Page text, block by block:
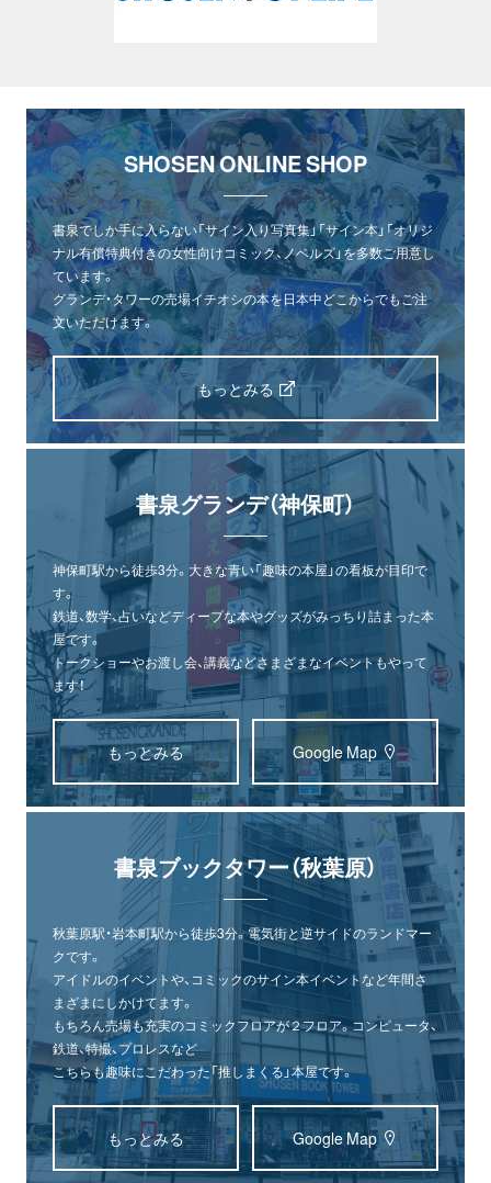
SHOSEN ONLINE SHOP
書泉でしか手に入らない「サイン入り写真集」「サイン本」「オリジ
ナル有償特典付きの女性向けコミック、ノベルズ」を多数ご用意し
ています。
グランデ・タワーの売場イチオシの本を日本中どこからでもご注
文いただけます。
もっとみる
書泉グランデ（神保町）
神保町駅から徒歩3分。大きな青い「趣味の本屋」の看板が目印で
す。
鉄道、数学、占いなどディープな本やグッズがみっちり詰まった本
屋です。
トークショーやお渡し会、講義などさまざまなイベントもやって
ます！
もっとみる Google Map
書泉ブックタワー（秋葉原）
秋葉原駅・岩本町駅から徒歩3分。電気街と逆サイドのランドマー
クです。
アイドルのイベントや、コミックのサイン本イベントなど年間さ
まざまにしかけてます。
もちろん売場も充実のコミックフロアが２フロア。コンピュータ、
鉄道、特撮、プロレスなど
こちらも趣味にこだわった「推しまくる」本屋です。
もっとみる Google Map